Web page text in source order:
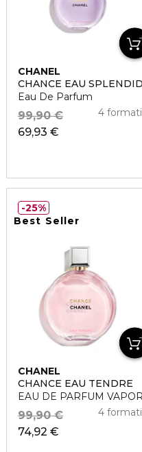
CHANEL
CHANCE EAU
Eau De Parfum
69,93 €
99,90 € 4 formati
Best Seller
CHANEL
CHANCE EAU TENDRE
EAU DE PARFUM
74,92 €
99,90 € 4 formati
25%